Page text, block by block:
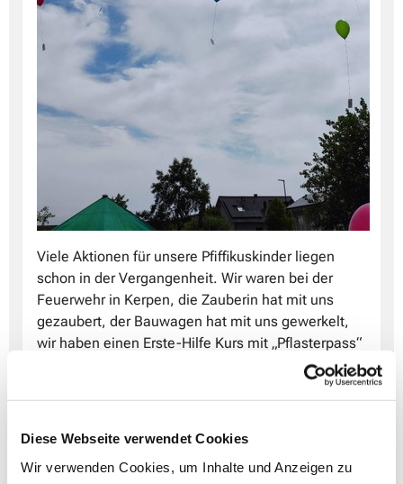
Diese Webseite verwendet Cookies
Wir verwenden Cookies, um Inhalte und Anzeigen zu
Viele Aktionen für unsere Pfiffikuskinder liegen
schon in der Vergangenheit. Wir waren bei der
Feuerwehr in Kerpen, die Zauberin hat mit uns
gezaubert, der Bauwagen hat mit uns gewerkelt,
wir haben einen Erste-Hilfe Kurs mit „Pflasterpass“
gemacht, die Polizistin hat uns wichtiges über den
kennen gelernt und einiges mehr. Bei so vielen
Man vergisst schnell, wie klein mal alle Kinder